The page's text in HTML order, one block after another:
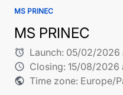
MS PRINEC
MS PRINEC
alarm Launch: 05/02/2026
schedule Closing: 15/08/2026
public Time zone: Europe/